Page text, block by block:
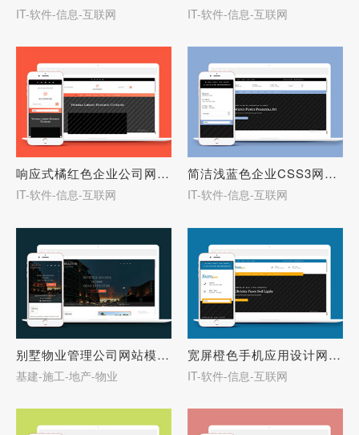
IT-软件-信息-互联网 IT-软件-信息-互联网
响应式橘红色企业公司网站模板-27650
IT-软件-信息-互联网
简洁浅蓝色企业CSS3网站模板-27649
IT-软件-信息-互联网
别墅物业管理公司网站模板下载-27648
基建-施工-地产-物业
宽屏橙色手机应用设计网站模板-27647
IT-软件-信息-互联网